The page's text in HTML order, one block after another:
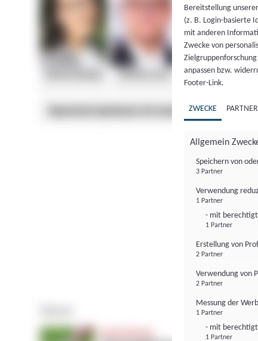
Bereitstellung
(z. B. Login-basierte
mit anderen
Zwecke von
anpassen bzw.
Footer-Link.
ZWECKE PARTNER
Allgemein
Speichern von
3 Partner
Verwendung
1 Partner
- mit
1 Partner
Erstellung von
2 Partner
Verwendung von
2 Partner
Messung der
1 Partner
- mit
1 Partner